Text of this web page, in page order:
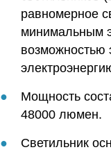
равномерное
минимальным
возможностью
Мощность
48000 люмен.
Светильник